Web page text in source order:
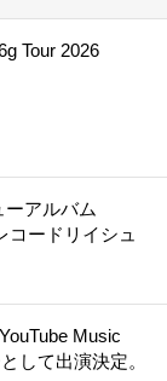
Tour 2026
アルバム
コードリイシュ
Music
して出演決定。